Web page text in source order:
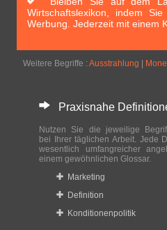
Wirtschaftslexikon, indem
Werbung. Jederzeit mit einem
Weitere Begriffe : Ausstrahlung
Praxisnahe
Nutzen Sie die jeweilige
bei Ihrer täglichen Arbeit. Jede
wesentlich umfangreicher
einem gewöhnlichen Glossar.
Marketing
Definition
Konditionenpolitik